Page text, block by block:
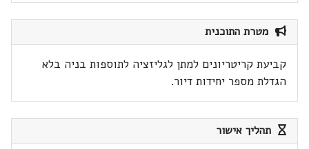
מטרת התוכנית
קביעת קריטריונים למתן לגליזציה לתוספות בניה בלא
הגדלת מספר יחידות דיור.
תהליך אישור